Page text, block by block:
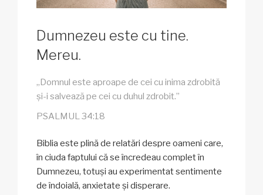
Dumnezeu este cu tine.
Mereu.
„Domnul este aproape de cei cu inima zdrobită
și-i salvează pe cei cu duhul zdrobit.”
PSALMUL 34:18
Biblia este plină de relatări despre oameni care,
în ciuda faptului că se încredeau complet în
Dumnezeu, totuși au experimentat sentimente
de îndoială, anxietate și disperare.